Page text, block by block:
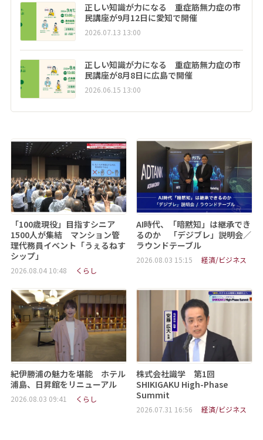
正しい知識が力になる 重症筋無力症の市
民講座が9月12日に愛知で開催
2026.07.13 13:00
正しい知識が力になる 重症筋無力症の市
民講座が8月8日に広島で開催
2026.06.15 13:00
「100歳現役」目指すシニア
1500人が集結 マンション管
理代務員イベント「うぇるねす
シップ」
2026.08.04 10:48 くらし
AI時代、「暗黙知」は継承でき
るのか 「デジブレ」説明会／
ラウンドテーブル
2026.08.03 15:15 経済/ビジネス
紀伊勝浦の魅力を堪能 ホテル
浦島、日昇館をリニューアル
2026.08.03 09:41 くらし
株式会社識学 第1回
SHIKIGAKU High-Phase
Summit
2026.07.31 16:56 経済/ビジネス